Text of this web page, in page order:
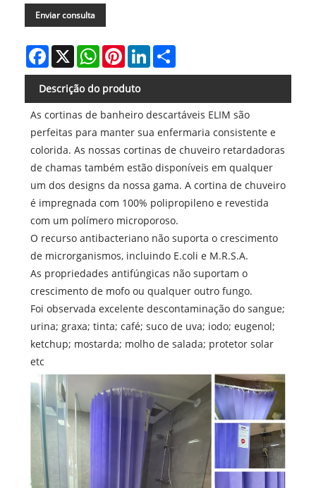
Enviar consulta
Facebook
X WhatsAppPinterestLinkedIn
Descrição do produto
As cortinas de banheiro descartáveis ​​ELIM são
perfeitas para manter sua enfermaria consistente e
colorida. As nossas cortinas de chuveiro retardadoras
de chamas também estão disponíveis em qualquer
um dos designs da nossa gama. A cortina de chuveiro
é impregnada com 100% polipropileno e revestida
com um polímero microporoso.
O recurso antibacteriano não suporta o crescimento
de microrganismos, incluindo E.coli e M.R.S.A.
As propriedades antifúngicas não suportam o
crescimento de mofo ou qualquer outro fungo.
Foi observada excelente descontaminação do sangue;
urina; graxa; tinta; café; suco de uva; iodo; eugenol;
ketchup; mostarda; molho de salada; protetor solar
etc